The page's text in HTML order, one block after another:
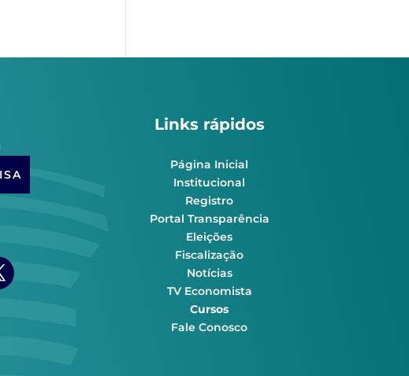
Links rápidos
Página Inicial
Institucional
Registro
Portal Transparência
Eleições
Fiscalização
Notícias
TV Economista
Cursos
Fale Conosco